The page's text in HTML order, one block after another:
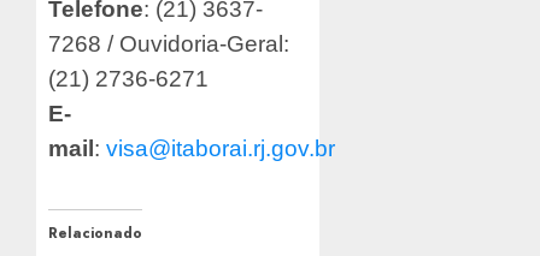
Telefone: (21) 3637-
7268 / Ouvidoria-Geral:
(21) 2736-6271
E-
mail : visa@itaborai.rj.gov.br
Relacionado